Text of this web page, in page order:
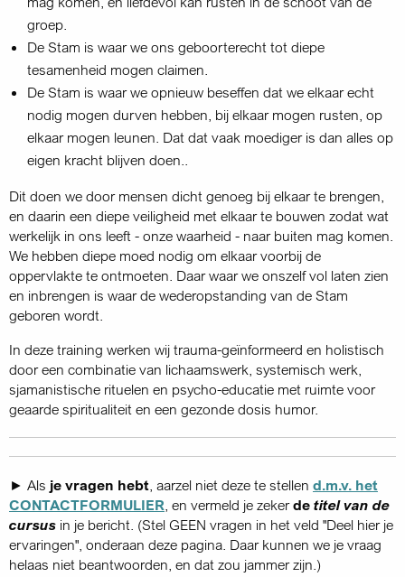
groep.
De Stam is waar we ons geboorterecht tot diepe
tesamenheid mogen claimen.
De Stam is waar we opnieuw beseffen dat we elkaar echt
nodig mogen durven hebben, bij elkaar mogen rusten, op
elkaar mogen leunen. Dat dat vaak moediger is dan alles op
eigen kracht blijven doen..
Dit doen we door mensen dicht genoeg bij elkaar te brengen,
en daarin een diepe veiligheid met elkaar te bouwen zodat wat
werkelijk in ons leeft - onze waarheid - naar buiten mag komen.
We hebben diepe moed nodig om elkaar voorbij de
oppervlakte te ontmoeten. Daar waar we onszelf vol laten zien
en inbrengen is waar de wederopstanding van de Stam
geboren wordt.
In deze training werken wij trauma-geïnformeerd en holistisch
door een combinatie van lichaamswerk, systemisch werk,
sjamanistische rituelen en psycho-educatie met ruimte voor
geaarde spiritualiteit en een gezonde dosis humor.
► Als je vragen hebt, aarzel niet deze te stellen d.m.v. het
CONTACTFORMULIER, en vermeld je zekerde titel van de
cursus in je bericht. (Stel GEEN vragen in het veld "Deel hier je
ervaringen", onderaan deze pagina. Daar kunnen we je vraag
helaas niet beantwoorden, en dat zou jammer zijn.)